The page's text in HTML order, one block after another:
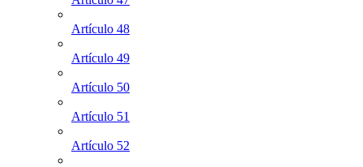
Artículo 48
Artículo 49
Artículo 50
Artículo 51
Artículo 52